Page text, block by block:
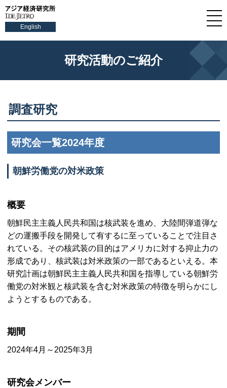
English
研究活動のご紹介
調査研究
研究会一覧2024年度
朝鮮労働党の対米政策
概要
朝鮮民主主義人民共和国は核武装を進め、大陸間弾道弾な
どの運搬手段を開発して有するに至っていることで注目さ
れている。その核武装の目的はアメリカに対する抑止力の
形成であり、核武装は対米政策の一部であるといえる。本
研究計画は朝鮮民主主義人民共和国を指導している朝鮮労
働党の対米観と核武装を含む対米政策の特徴を明らかにし
ようとするものである。
期間
2024年4月～2025年3月
研究会メンバー